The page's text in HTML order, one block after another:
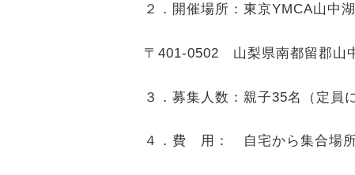
２．開催場所：東京YMCA山中
〒401-0502 山梨県南都留郡
３．募集人数：親子35名（定員
４．費 用： 自宅から集合場所